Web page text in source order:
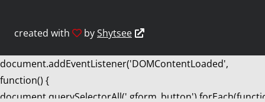
created with byShytsee
document.addEventListener('DOMContentLoaded',
function() {